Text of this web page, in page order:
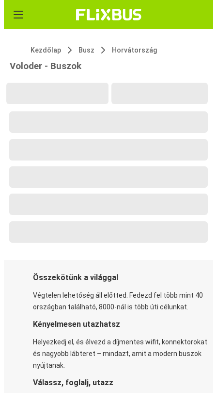
Kezdőlap Busz Horvátország
Voloder - Buszok
Összekötünk a világgal
Végtelen lehetőség áll előtted. Fedezd fel több mint 40
országban található, 8000-nál is több úti célunkat.
Kényelmesen utazhatsz
Helyezkedj el, és élvezd a díjmentes wifit, konnektorokat
és nagyobb lábteret – mindazt, amit a modern buszok
nyújtanak.
Válassz, foglalj, utazz